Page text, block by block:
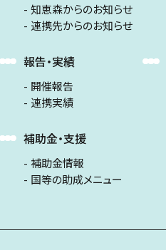
知恵森からのお知らせ
連携先からのお知らせ
報告・実績
開催報告
連携実績
補助金・支援
補助金情報
国等の助成メニュー